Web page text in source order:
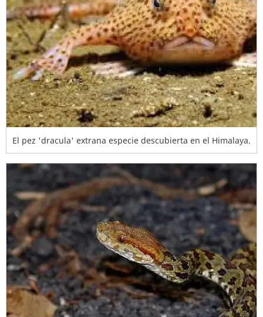
El pez 'dracula' extrana especie descubierta en el Himalaya.